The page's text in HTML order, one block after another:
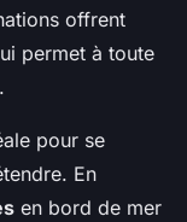
offrent
permet à toute
pour se
En
en bord de mer